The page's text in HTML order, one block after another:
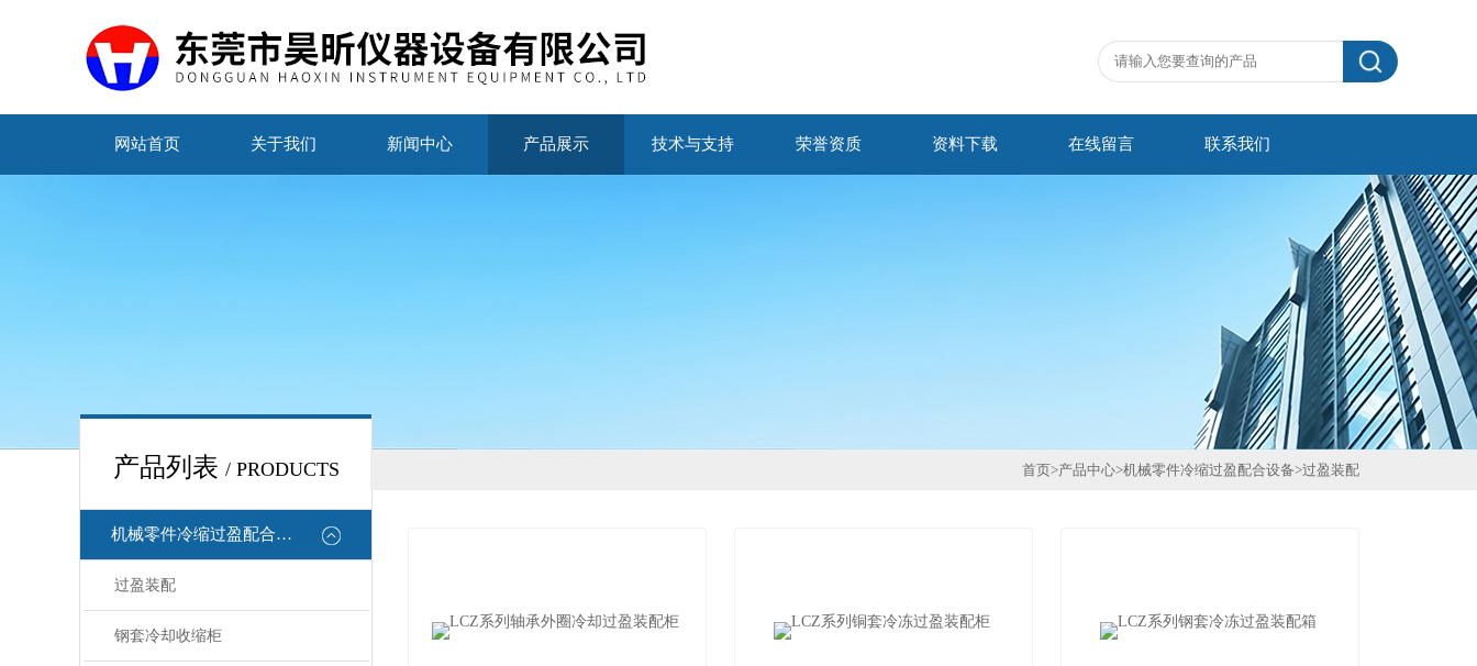
网站首页 关于我们 新闻中心 产品展示 技术与支持 荣誉资质 资料下载 在线留言 联系我们
产品列表 / PRODUCTS
机械零件冷缩过盈配合设备
过盈装配
钢套冷却收缩柜
首页>产品中心>机械零件冷缩过盈配合设备>过盈装配